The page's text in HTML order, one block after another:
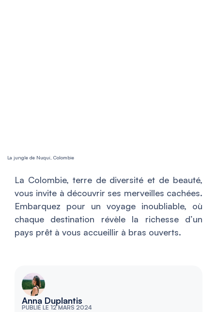
La jungle de Nuquí, Colombie
La Colombie, terre de diversité et de beauté,
vous invite à découvrir ses merveilles cachées.
Embarquez pour un voyage inoubliable, où
chaque destination révèle la richesse d’un
pays prêt à vous accueillir à bras ouverts.
Anna Duplantis
PUBLIÉ LE 12 MARS 2024